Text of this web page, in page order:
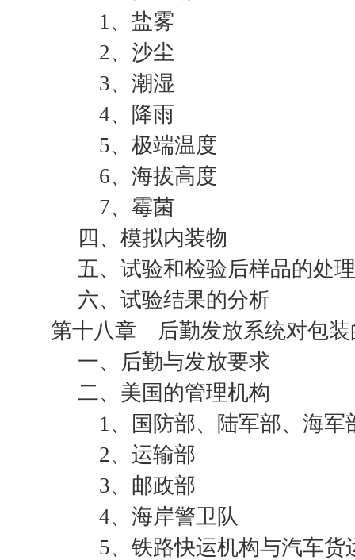
1、盐雾
2、沙尘
3、潮湿
4、降雨
5、极端温度
6、海拔高度
7、霉菌
四、模拟内装物
五、试验和检验后样品的处理
六、试验结果的分析
第十八章 后勤发放系统对包装
一、后勤与发放要求
二、美国的管理机构
1、国防部、陆军部、海军
2、运输部
3、邮政部
4、海岸警卫队
5、铁路快运机构与汽车货